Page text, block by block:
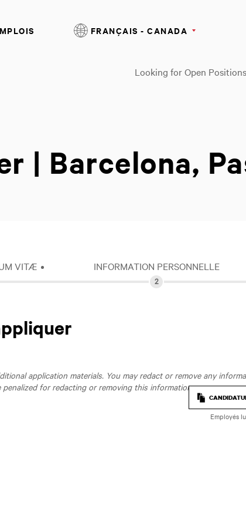
FRANÇAIS - CANADA
Looking for Open
| Barcelona,
VITÆ INFORMATION PERSONNELLE
application materials. You may redact or remove any
for redacting or removing this information.
Employés